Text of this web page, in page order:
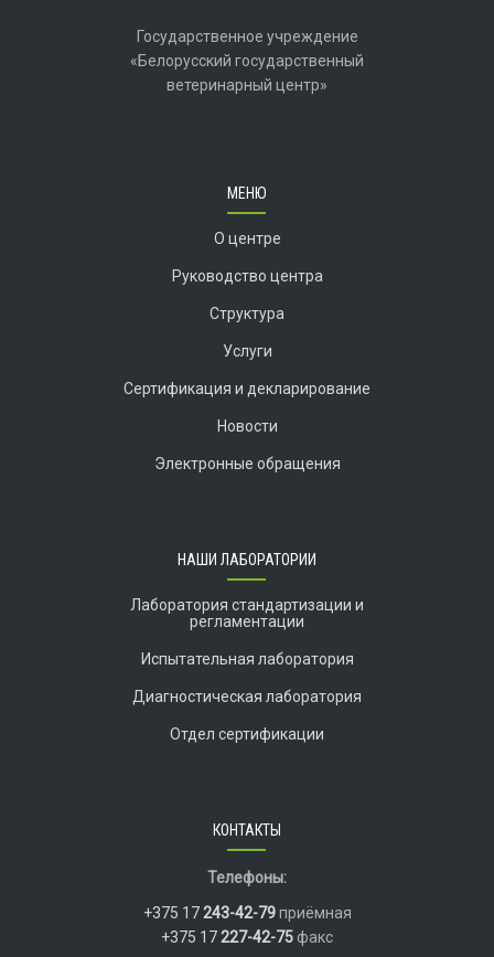
Государственное учреждение
«Белорусский государственный
ветеринарный центр»
МЕНЮ
О центре
Руководство центра
Структура
Услуги
Сертификация и декларирование
Новости
Электронные обращения
НАШИ ЛАБОРАТОРИИ
Лаборатория стандартизации и
регламентации
Испытательная лаборатория
Диагностическая лаборатория
Отдел сертификации
КОНТАКТЫ
Телефоны:
+375 17243-42-79приёмная
+375 17227-42-75факс